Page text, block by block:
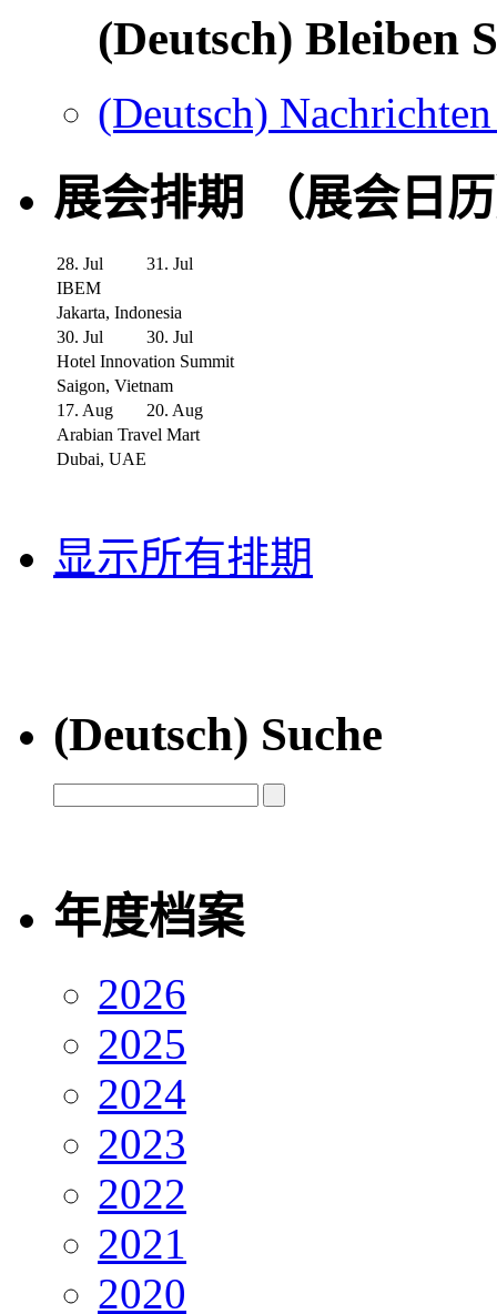
(Deutsch) Bleiben
(Deutsch)
展会排期 （展会日
28. Jul
31. Jul
IBEM
Jakarta, Indonesia
30. Jul
30. Jul
Hotel Innovation Summit
Saigon, Vietnam
17. Aug
20. Aug
Arabian Travel Mart
Dubai, UAE
显示所有排期
(Deutsch) Suche
年度档案
2026
2025
2024
2023
2022
2021
2020